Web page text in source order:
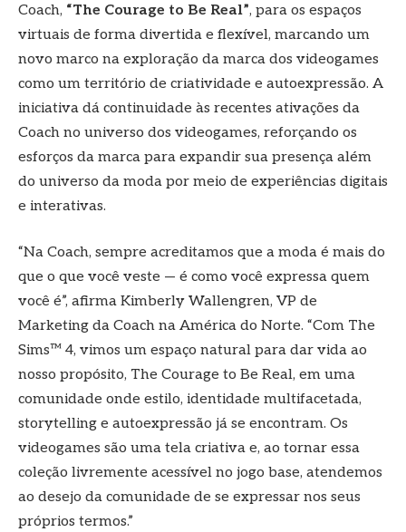
Coach, “The Courage to Be Real”, para os espaços
virtuais de forma divertida e flexível, marcando um
novo marco na exploração da marca dos videogames
como um território de criatividade e autoexpressão. A
iniciativa dá continuidade às recentes ativações da
Coach no universo dos videogames, reforçando os
esforços da marca para expandir sua presença além
do universo da moda por meio de experiências digitais
e interativas.
“Na Coach, sempre acreditamos que a moda é mais do
que o que você veste — é como você expressa quem
você é”, afirma Kimberly Wallengren, VP de
Marketing da Coach na América do Norte. “Com The
Sims™ 4, vimos um espaço natural para dar vida ao
nosso propósito, The Courage to Be Real, em uma
comunidade onde estilo, identidade multifacetada,
storytelling e autoexpressão já se encontram. Os
videogames são uma tela criativa e, ao tornar essa
coleção livremente acessível no jogo base, atendemos
ao desejo da comunidade de se expressar nos seus
próprios termos.”